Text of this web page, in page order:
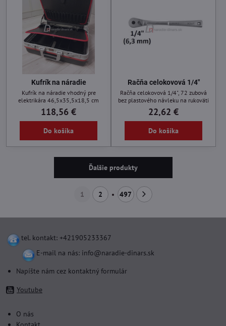
Kufrík na náradie
Kufrík na náradie vhodný pre
elektrikára 46,5x35,5x18,5 cm
118,56 €
Do košíka
Račňa celokovová 1/4"
Račňa celokovová 1/4", 72 zubová
bez plastového návleku na rukoväti
22,62 €
Do košíka
Ďalšie produkty
1 2 497
tel. kontakt: +421905233367
E-mail na nás: info@naradie-dinars.sk
Napíšte nám cez kontaktný formulár
Youtube
O nás